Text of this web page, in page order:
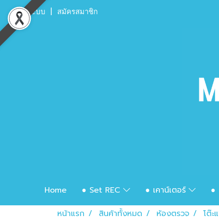
เข้าสู่ระบบ สมัครสมาชิก
Home ● Set REC ● เคาน์เตอร์
●
หน้าแรก
สินค้าทั้งหมด ห้องตรวจ โต๊ะ